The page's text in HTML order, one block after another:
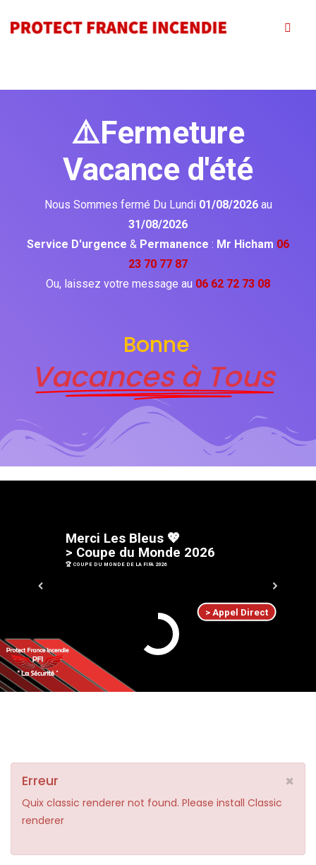
⚠️Fermeture
Vacance d'été
Nous Sommes fermé Du Lundi 01/08/2026 au
31/08/2026
Service D'urgence & Permanence : Mr Hicham 06
23 70 77 87
Ou, laissez votre message au 06 62 72 73 08
Bonne
Vacances à Tous
> Appel Direct
Merci Les B eus 💖
> Coupe du Monde 2026
🏆 COUPE DU MONDE DE LA FIFA 2026
×
Erreur
Quix classic renderer not found. Please install Classic
renderer